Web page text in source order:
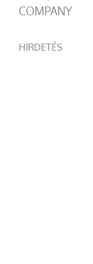
COMPANY
HIRDETÉS